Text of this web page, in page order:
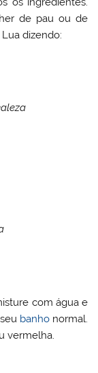
de pau ou de
dizendo:
com água e
banhonormal.
vermelha.